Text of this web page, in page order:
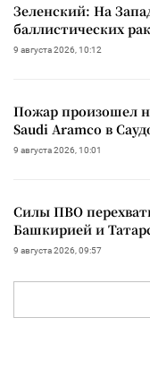
Зеленский: На
баллистических
9 августа 2026, 10:12
Пожар произошел
Saudi Aramco в
9 августа 2026, 10:01
Силы ПВО
Башкирией и
9 августа 2026, 09:57